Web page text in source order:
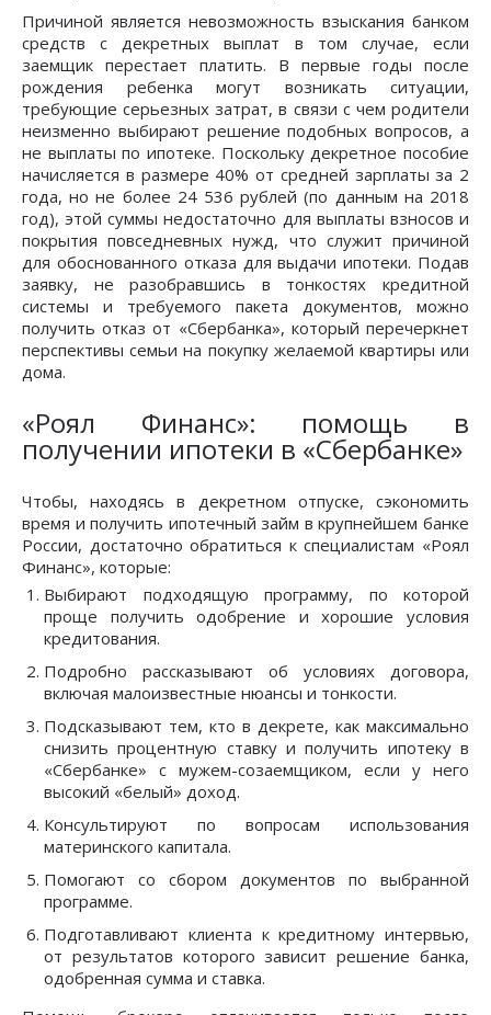
Причиной является невозможность взыскания банком
средств с декретных выплат в том случае, если
заемщик перестает платить. В первые годы после
рождения ребенка могут возникать ситуации,
требующие серьезных затрат, в связи с чем родители
неизменно выбирают решение подобных вопросов, а
не выплаты по ипотеке. Поскольку декретное пособие
начисляется в размере 40% от средней зарплаты за 2
года, но не более 24 536 рублей (по данным на 2018
год), этой суммы недостаточно для выплаты взносов и
покрытия повседневных нужд, что служит причиной
для обоснованного отказа для выдачи ипотеки. Подав
заявку, не разобравшись в тонкостях кредитной
системы и требуемого пакета документов, можно
получить отказ от «Сбербанка», который перечеркнет
перспективы семьи на покупку желаемой квартиры или
дома.
«Роял Финанс»: помощь в
получении ипотеки в «Сбербанке»
Чтобы, находясь в декретном отпуске, сэкономить
время и получить ипотечный займ в крупнейшем банке
России, достаточно обратиться к специалистам «Роял
Финанс», которые:
Выбирают подходящую программу, по которой
проще получить одобрение и хорошие условия
кредитования.
Подробно рассказывают об условиях договора,
включая малоизвестные нюансы и тонкости.
Подсказывают тем, кто в декрете, как максимально
снизить процентную ставку и получить ипотеку в
«Сбербанке» с мужем-созаемщиком, если у него
высокий «белый» доход.
Консультируют по вопросам использования
материнского капитала.
Помогают со сбором документов по выбранной
программе.
Подготавливают клиента к кредитному интервью,
от результатов которого зависит решение банка,
одобренная сумма и ставка.